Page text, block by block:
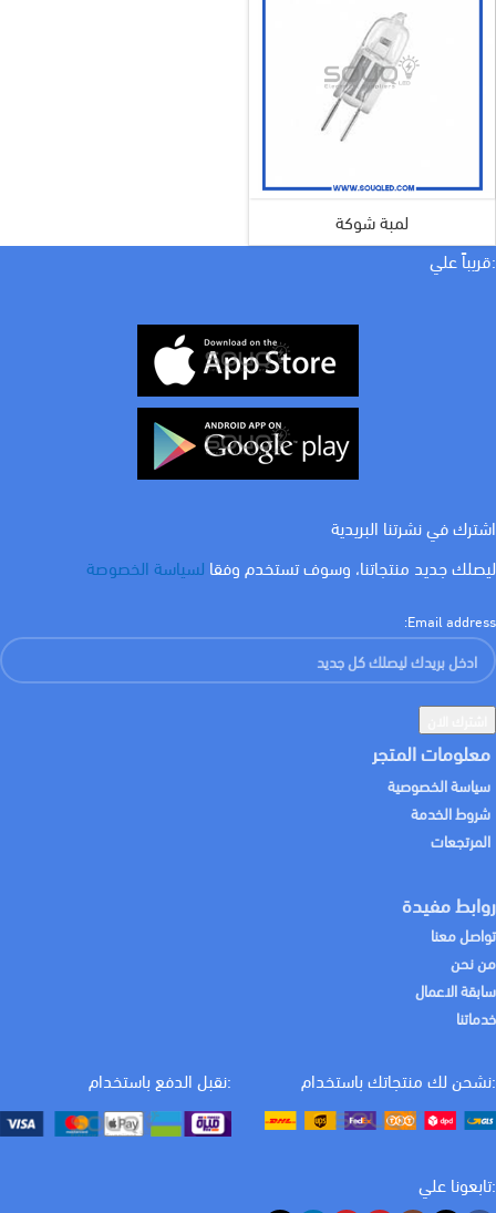
لمبة شوكة
:قريباً علي
اشترك في نشرتنا البريدية
ليصلك جديد منتجاتنا، وسوف تستخدم وفقا لسياسة الخصوصة
Email address:
معلومات المتجر
سياسة الخصوصية
شروط الخدمة
المرتجعات
روابط مفيدة
تواصل معنا
من نحن
سابقة الاعمال
خدماتنا
:نقبل الدفع باستخدام :نشحن لك منتجاتك باستخدام
:تابعونا علي